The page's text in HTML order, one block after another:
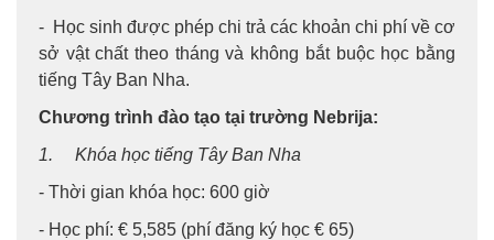
- Học sinh được phép chi trả các khoản chi phí về cơ
sở vật chất theo tháng và không bắt buộc học bằng
tiếng Tây Ban Nha.
Chương trình đào tạo tại trường Nebrija:
1. Khóa học tiếng Tây Ban Nha
- Thời gian khóa học: 600 giờ
- Học phí: € 5,585 (phí đăng ký học € 65)